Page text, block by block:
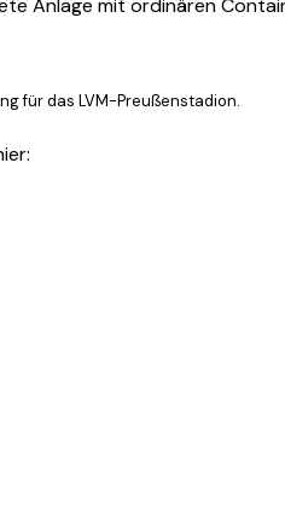
Anlage mit ordinären
für das LVM-Preußenstadion.